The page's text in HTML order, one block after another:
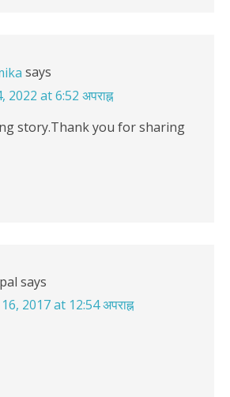
says
2022 at 6:52 अपराह्न
story.Thank you for sharing
says
16, 2017 at 12:54 अपराह्न